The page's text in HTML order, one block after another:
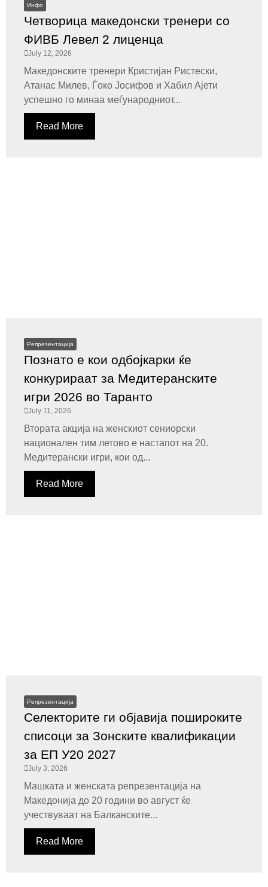
Инфо
Четворица македонски тренери со
ФИВБ Левел 2 лиценца
July 12, 2026
Македонските тренери Кристијан Ристески,
Атанас Милев, Ѓоко Јосифов и Хабил Ајети
успешно го минаа меѓународниот...
Read More
Репрезентација
Познато е кои одбојкарки ќе
конкурираат за Медитеранските
игри 2026 во Таранто
July 11, 2026
Втората акција на женскиот сениорски
национален тим летово е настапот на 20.
Медитерански игри, кои од...
Read More
Репрезентација
Селекторите ги објавија пошироките
списоци за Зонските квалификации
за ЕП У20 2027
July 3, 2026
Машката и женската репрезентација на
Македонија до 20 години во август ќе
учествуваат на Балканските...
Read More